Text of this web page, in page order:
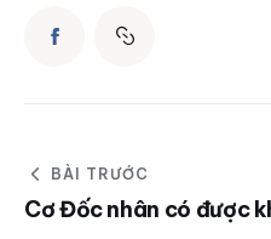
BÀI TRƯỚC
Cơ Đốc nhân có được